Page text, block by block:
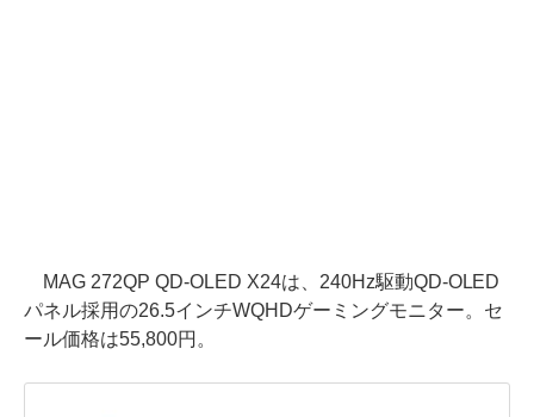
MAG 272QP QD-OLED X24は、240Hz駆動QD-OLED
パネル採用の26.5インチWQHDゲーミングモニター。セ
ール価格は55,800円。